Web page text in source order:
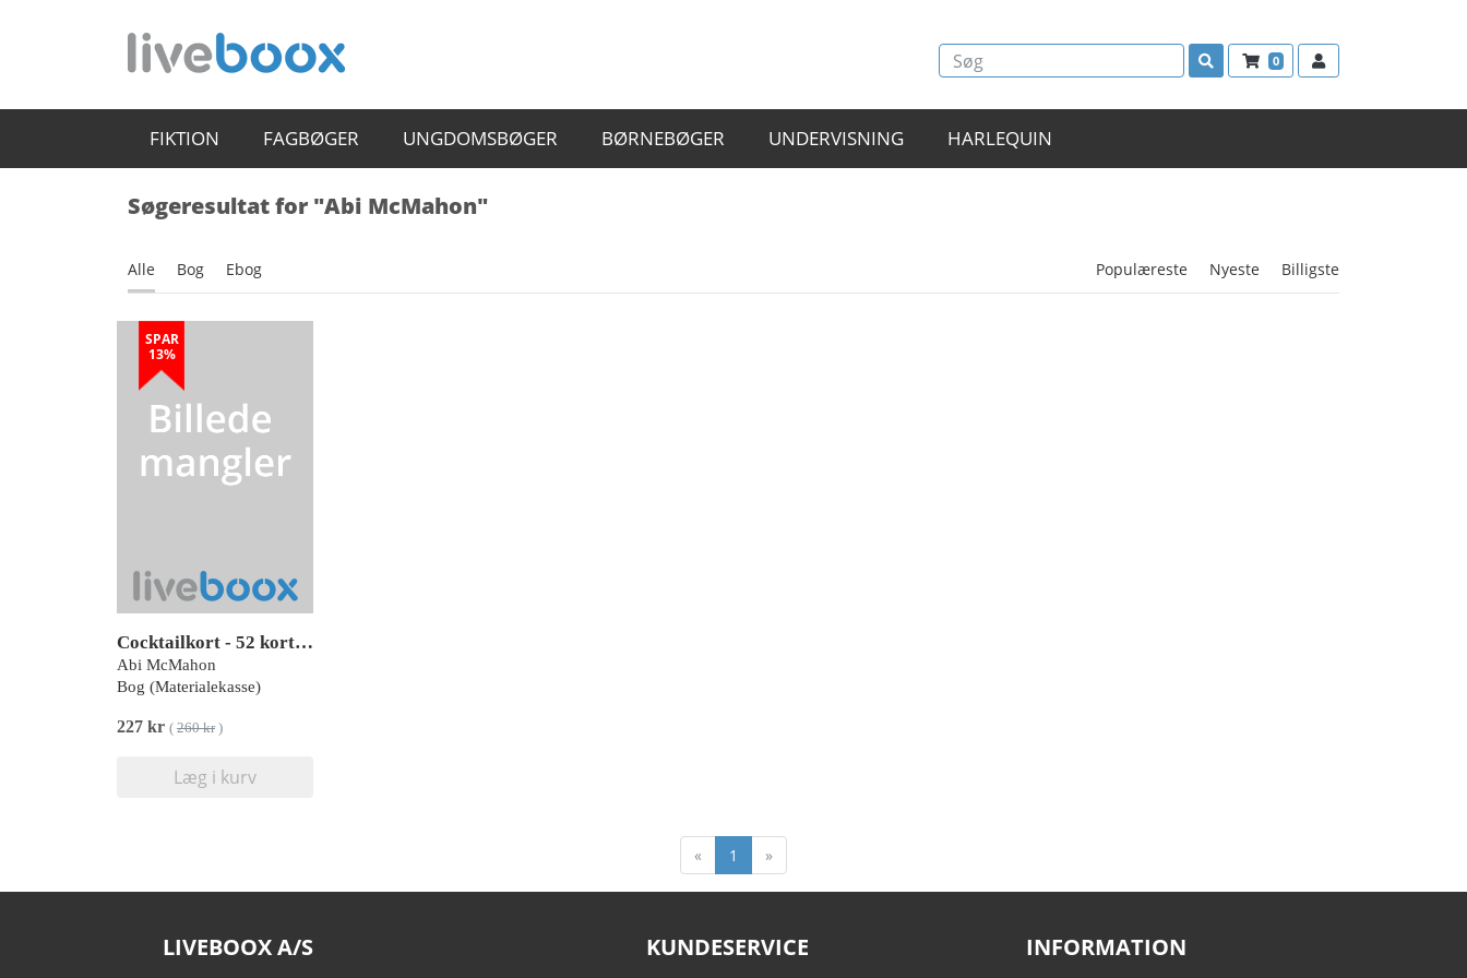
0
FIKTION FAGBØGER UNGDOMSBØGER BØRNEBØGER UNDERVISNING HARLEQUIN
Søgeresultat for "Abi McMahon"
Alle Bog Ebog Populæreste Nyeste Billigste
SPAR
13%
Cocktailkort - 52 kort med klassiske og moderne cocktailopskrifter til enhver lejlighed
Abi McMahon
Bog (Materialekasse)
227 kr ( 260 kr)
Læg i kurv
« 1 »
LIVEBOOX A/S KUNDESERVICE INFORMATION